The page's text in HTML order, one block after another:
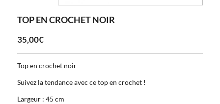
TOP EN CROCHET NOIR
35,00€
Top en crochet noir
Suivez la tendance avec ce top en crochet !
Largeur : 45 cm